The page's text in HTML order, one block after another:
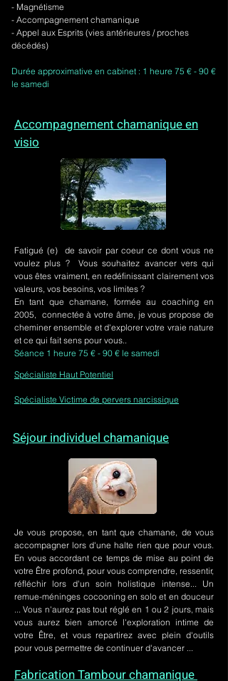
- Magnétisme
- Accompagnement chamanique
- Appel aux Esprits (vies antérieures / proches
décédés)
Durée approximative en cabinet : 1 heure 75 € - 90 €
le samedi
Accompagnement chamanique en
visio
Fatigué (e) de savoir par coeur ce dont vous ne
voulez plus ? Vous souhaitez avancer vers qui
vous êtes vraiment, en redéfinissant clairement vos
valeurs, vos besoins, vos limites ?
En tant que chamane, formée au coaching en
2005, connectée à votre âme, je vous propose de
cheminer ensemble et d'explorer votre vraie nature
et ce qui fait sens pour vous..
Séance 1 heure 75 € - 90 € le samedi
Spécialiste Haut Potentiel
Spécialiste Victime de pervers narcissique
Séjour individuel chamanique
Je vous propose, en tant que chamane, de vous
accompagner lors d'une halte rien que pour vous.
En vous accordant ce temps de mise au point de
votre Être profond, pour vous comprendre, ressentir,
réfléchir lors d'un soin holistique intense... Un
remue-méninges cocooning en solo et en douceur
... Vous n'aurez pas tout réglé en 1 ou 2 jours, mais
vous aurez bien amorcé l'exploration intime de
votre Être, et vous repartirez avec plein d'outils
pour vous permettre de continuer d'avancer ...
Fabrication Tambour chamanique